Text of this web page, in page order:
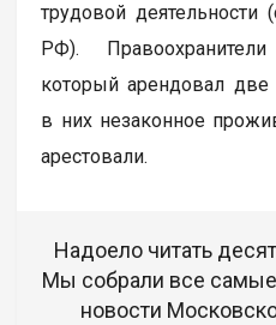
трудовой
РФ).
который арендовал две
в них незаконное
арестовали.
Надоело читать
Мы собрали все
новости